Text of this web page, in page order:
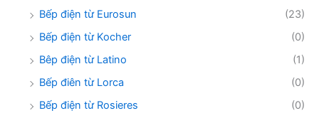
Bếp điện từ Eurosun
(23)
Bếp điện từ Kocher
(0)
Bêp điện từ Latino
(1)
Bếp điên từ Lorca
(0)
Bếp điện từ Rosieres
(0)